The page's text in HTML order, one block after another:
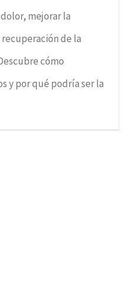
mejorar la
de la
cómo
y por qué podría ser la